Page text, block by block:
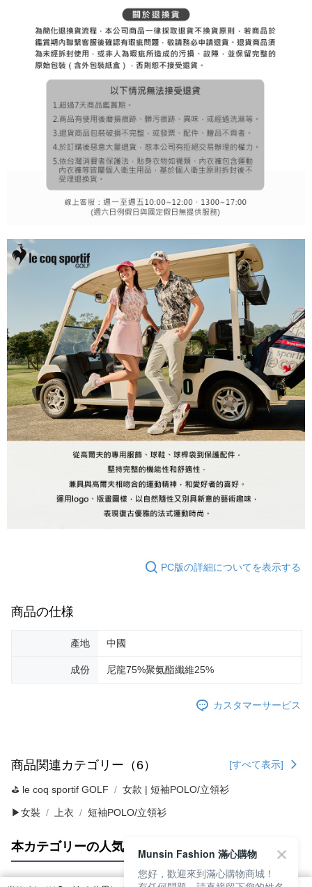
PC版の詳細についてを表示する
商品の仕様
產地 中國
成份 尼龍75%聚氨酯纖維25%
カスタマーサービス
商品関連カテゴリー（6） [すべて表示]
⛳️ le coq sportif GOLF 女款 | 短袖POLO/立領衫
▶女裝 上衣 短袖POLO/立領衫
本カテゴリーの人気商品 サイト全体のランキング
Munsin Fashion 滿心購物
您好，歡迎來到滿心購物商城！